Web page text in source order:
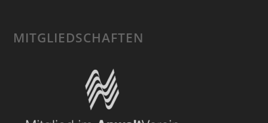
MITGLIEDSCHAFTEN